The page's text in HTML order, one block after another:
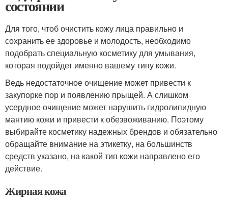
состоянии
Для того, чтоб очистить кожу лица правильно и
сохранить ее здоровье и молодость, необходимо
подобрать специальную косметику для умывания,
которая подойдет именно вашему типу кожи.
Ведь недостаточное очищение может привести к
закупорке пор и появлению прыщей. А слишком
усердное очищение может нарушить гидролипидную
мантию кожи и привести к обезвоживанию. Поэтому
выбирайте косметику надежных брендов и обязательно
обращайте внимание на этикетку, на большинств
средств указано, на какой тип кожи направлено его
действие.
Жирная кожа